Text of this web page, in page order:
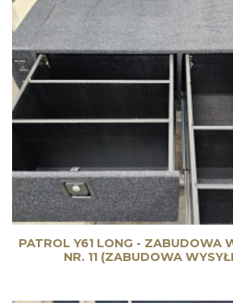
PATROL Y61 LONG - ZABUDOWA
NR. 11 (ZABUDOWA